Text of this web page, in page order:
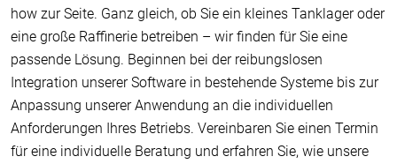
how zur Seite. Ganz gleich, ob Sie ein kleines Tanklager oder
eine große Raffinerie betreiben – wir finden für Sie eine
passende Lösung. Beginnen bei der reibungslosen
Integration unserer Software in bestehende Systeme bis zur
Anpassung unserer Anwendung an die individuellen
Anforderungen Ihres Betriebs. Vereinbaren Sie einen Termin
für eine individuelle Beratung und erfahren Sie, wie unsere